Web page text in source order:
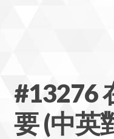
#13276
要 (中英